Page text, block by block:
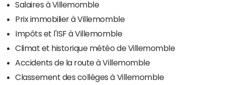
Salaires à Villemomble
Prix immobilier à Villemomble
Impôts et l'ISF à Villemomble
Climat et historique météo de Villemomble
Accidents de la route à Villemomble
Classement des collèges à Villemomble